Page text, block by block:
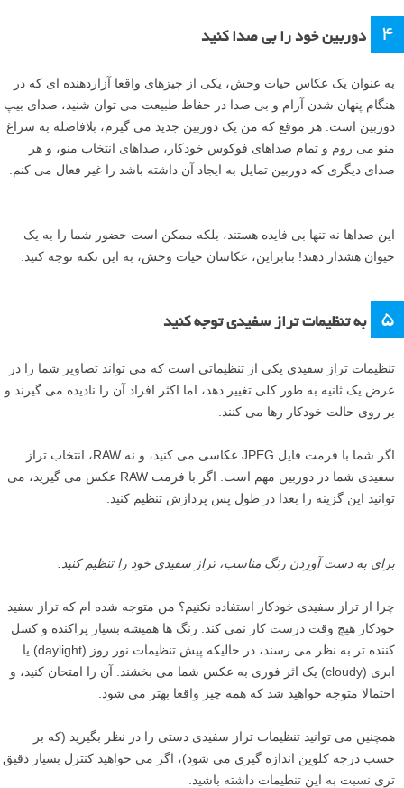
۴ دوربین خود را بی صدا کنید
به عنوان یک عکاس حیات وحش، یکی از چیزهای واقعا آزاردهنده ای که در
هنگام پنهان شدن آرام و بی صدا در حفاظ طبیعت می توان شنید، صدای بیپ
دوربین است. هر موقع که من یک دوربین جدید می گیرم، بلافاصله به سراغ
منو می روم و تمام صداهای فوکوس خودکار، صداهای انتخاب منو، و هر
صدای دیگری که دوربین تمایل به ایجاد آن داشته باشد را غیر فعال می کنم.
این صداها نه تنها بی فایده هستند، بلکه ممکن است حضور شما را به یک
حیوان هشدار دهند! بنابراین، عکاسان حیات وحش، به این نکته توجه کنید.
۵ به تنظیمات تراز سفیدی توجه کنید
تنظیمات تراز سفیدی یکی از تنظیماتی است که می تواند تصاویر شما را در
عرض یک ثانیه به طور کلی تغییر دهد، اما اکثر افراد آن را نادیده می گیرند و
بر روی حالت خودکار رها می کنند.
توانید این گزینه را بعدا در طول پس پردازش تنظیم کنید.